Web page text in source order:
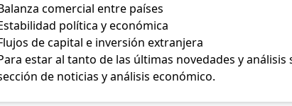
comercial entre países
política y económica
de capital e inversión extranjera
estar al tanto de las últimas novedades y
de noticias y análisis económico.